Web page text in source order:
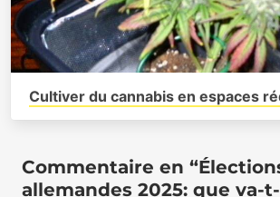
Cultiver du cannabis en espaces
Commentaire en
allemandes 2025: que va-